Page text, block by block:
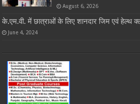
August 6, 2026
के.एम.वी. में छात्राओं के लिए शानदार जिम एवं हेल्थ
June 4, 2024